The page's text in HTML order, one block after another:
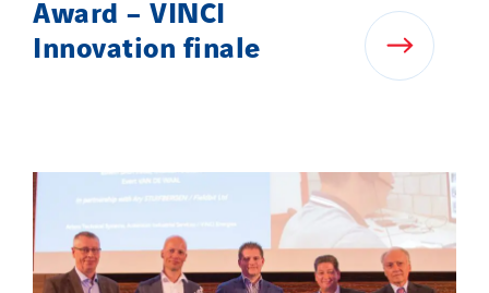
Award – VINCI
Innovation finale